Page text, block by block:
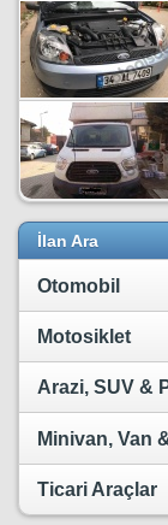
İlan Ara
Otomobil
Motosiklet
Arazi, SUV &
Minivan, Van
Ticari Araçlar